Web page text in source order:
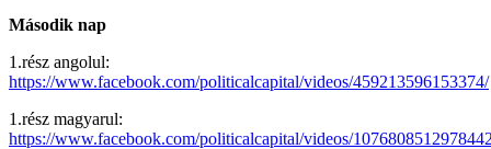
Második nap
1.rész angolul:
https://www.facebook.com/politicalcapital/videos/459213596153374/
1.rész magyarul:
https://www.facebook.com/politicalcapital/videos/